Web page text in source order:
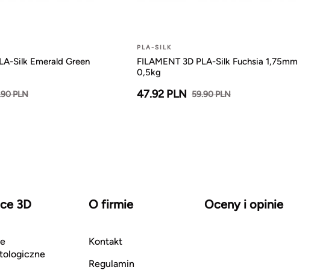
Silk Emerald Green
PLN
PLA-SILK
FILAMENT 3D PLA-Silk Fuchsia 1,75mm
0,5kg
47.92 PLN 59.90 PLN
3D O firmie
Kontakt
Regulamin
Oceny i opinie